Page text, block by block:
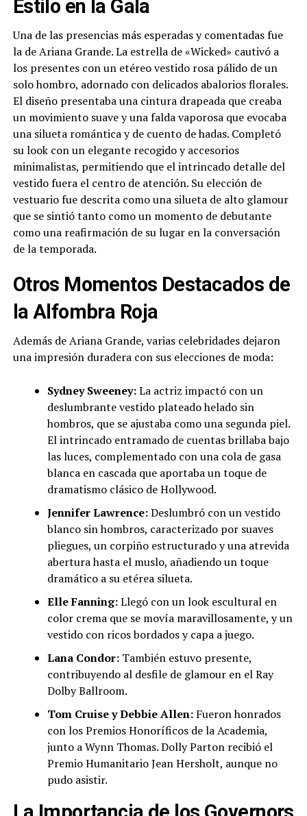
Estilo en la Gala
Una de las presencias más esperadas y comentadas fue
la de Ariana Grande. La estrella de «Wicked» cautivó a
los presentes con un etéreo vestido rosa pálido de un
solo hombro, adornado con delicados abalorios florales.
El diseño presentaba una cintura drapeada que creaba
un movimiento suave y una falda vaporosa que evocaba
una silueta romántica y de cuento de hadas. Completó
su look con un elegante recogido y accesorios
minimalistas, permitiendo que el intrincado detalle del
vestido fuera el centro de atención. Su elección de
vestuario fue descrita como una silueta de alto glamour
que se sintió tanto como un momento de debutante
como una reafirmación de su lugar en la conversación
de la temporada.
Otros Momentos Destacados de
la Alfombra Roja
Además de Ariana Grande, varias celebridades dejaron
una impresión duradera con sus elecciones de moda:
Sydney Sweeney:La actriz impactó con un
deslumbrante vestido plateado helado sin
hombros, que se ajustaba como una segunda piel.
El intrincado entramado de cuentas brillaba bajo
las luces, complementado con una cola de gasa
blanca en cascada que aportaba un toque de
dramatismo clásico de Hollywood.
Jennifer Lawrence:Deslumbró con un vestido
blanco sin hombros, caracterizado por suaves
pliegues, un corpiño estructurado y una atrevida
abertura hasta el muslo, añadiendo un toque
dramático a su etérea silueta.
Elle Fanning:Llegó con un look escultural en
color crema que se movía maravillosamente, y un
vestido con ricos bordados y capa a juego.
Lana Condor:También estuvo presente,
contribuyendo al desfile de glamour en el Ray
Dolby Ballroom.
Tom Cruise y Debbie Allen:Fueron honrados
con los Premios Honoríficos de la Academia,
junto a Wynn Thomas. Dolly Parton recibió el
Premio Humanitario Jean Hersholt, aunque no
pudo asistir.